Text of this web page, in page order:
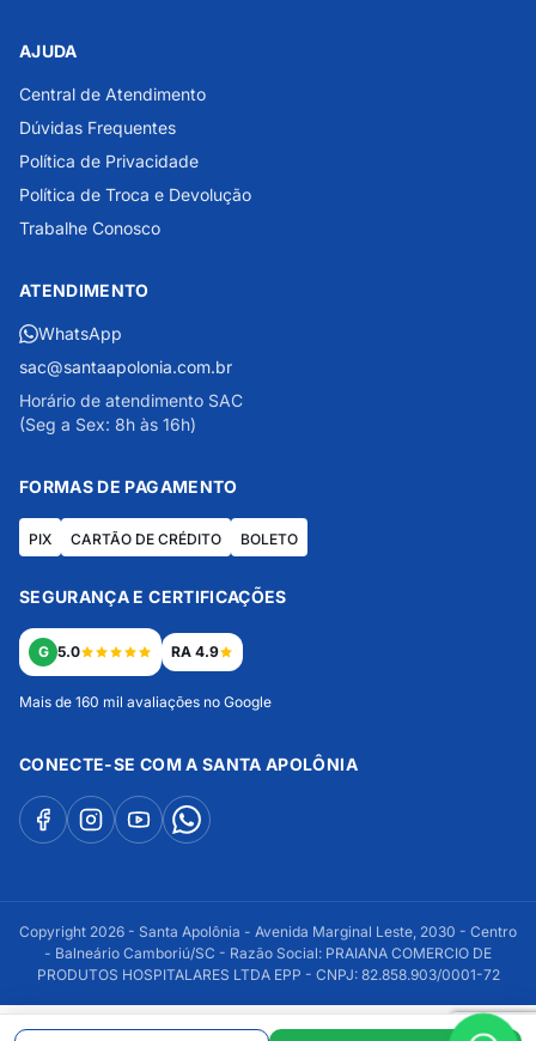
AJUDA
Central de Atendimento
Dúvidas Frequentes
Política de Privacidade
Política de Troca e Devolução
Trabalhe Conosco
ATENDIMENTO
WhatsApp
sac@santaapolonia.com.br
Horário de atendimento SAC
(Seg a Sex: 8h às 16h)
FORMAS DE PAGAMENTO
PIX CARTÃO DE CRÉDITO BOLETO
SEGURANÇA E CERTIFICAÇÕES
G 5.0 RA 4.9
Mais de 160 mil avaliações no Google
CONECTE-SE COM A SANTA APOLÔNIA
Copyright 2026 - Santa Apolônia - Avenida Marginal Leste, 2030 - Centro
- Balneário Camboriú/SC - Razão Social: PRAIANA COMERCIO DE
PRODUTOS HOSPITALARES LTDA EPP - CNPJ: 82.858.903/0001-72